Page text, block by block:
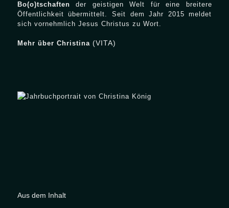
Bo(o)tschaften der geistigen Welt für eine breitere
Öffentlichkeit übermittelt. Seit dem Jahr 2015 meldet
sich vornehmlich Jesus Christus zu Wort.
Mehr über Christina (VITA)
Aus dem Inhalt